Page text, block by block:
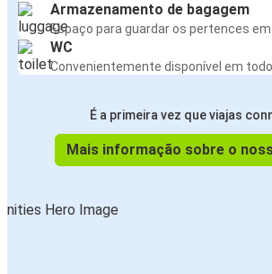
Armazenamento de bagagem
Espaço para guardar os pertences
WC
Convenientemente disponível em
É a primeira vez que viajas
Mais informação sobre o